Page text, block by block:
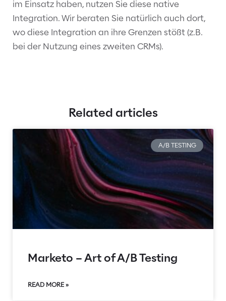
im Einsatz haben, nutzen Sie diese native
Integration. Wir beraten Sie natürlich auch dort,
wo diese Integration an ihre Grenzen stößt (z.B.
bei der Nutzung eines zweiten CRMs).
Related articles
A/B TESTING
Marketo – Art of A/B Testing
READ MORE »